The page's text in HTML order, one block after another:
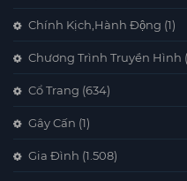
Chính Kịch,Hành Động (1)
Chương Trình Truyền Hình
Cổ Trang (634)
Gây Cấn (1)
Gia Đình (1.508)